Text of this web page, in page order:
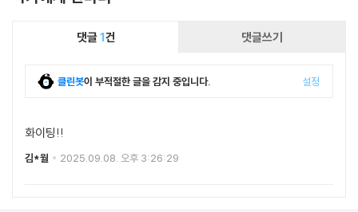
댓글1건 댓글쓰기
클린봇이 부적절한 글을 감지 중입니다. 설정
화이팅!!
김*월 2025.09.08. 오후 3:26:29